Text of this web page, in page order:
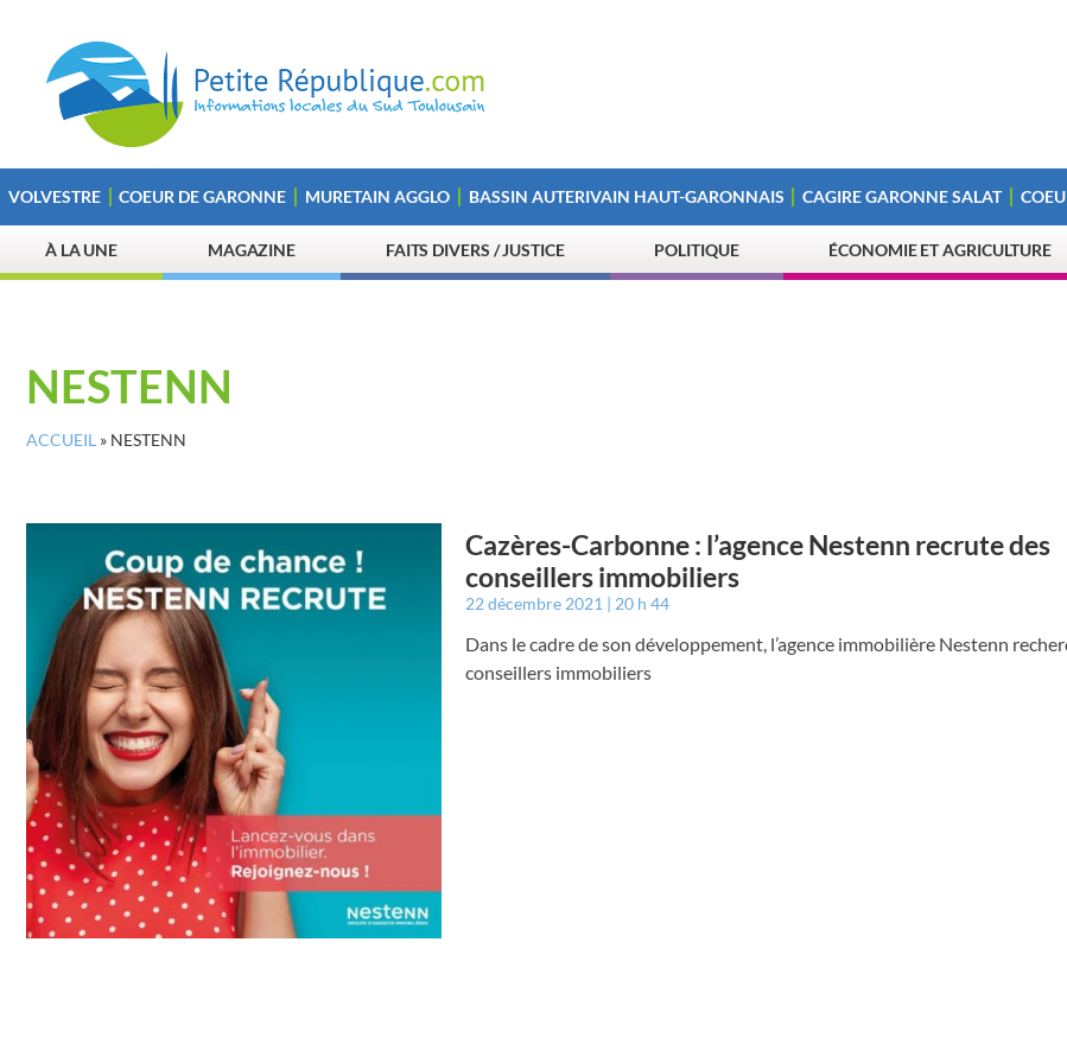
VOLVESTRE COEUR DE GARONNE MURETAIN AGGLO BASSIN AUTERIVAIN HAUT-GARONNAIS CAGIRE GARONNE SALAT
À LA UNE MAGAZINE FAITS DIVERS / JUSTICE POLITIQUE ÉCONOMIE ET AGRICULTURE
NESTENN
ACCUEIL » NESTENN
Cazères-Carbonne : l’agence Nestenn recrute des
conseillers immobiliers
22 décembre 2021 20 h 44
Dans le cadre de son développement, l’agence immobilière Nestenn
conseillers immobiliers